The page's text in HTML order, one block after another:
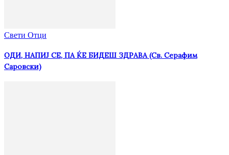
Свети Отци
ОДИ, НАПИЈ СЕ, ПА ЌЕ БИДЕШ ЗДРАВА (Св. Серафим
Саровски)